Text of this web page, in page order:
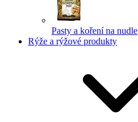
Pasty a koření na nudle
Rýže a rýžové produkty